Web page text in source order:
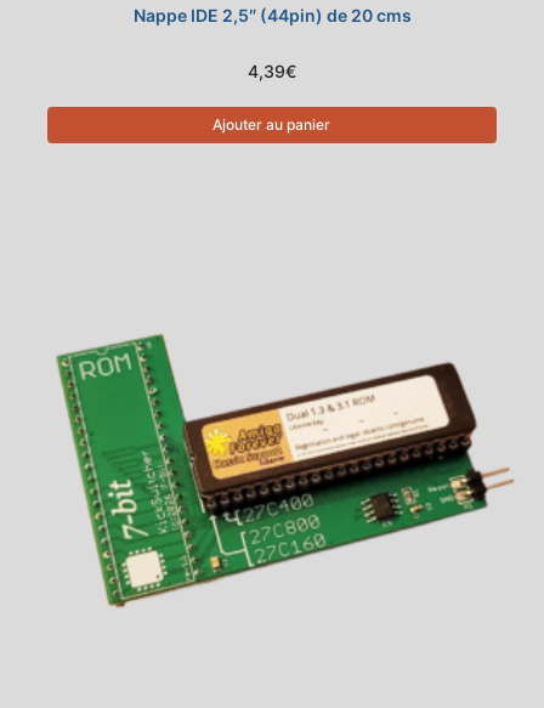
Nappe IDE 2,5″ (44pin) de 20 cms
4,39€
Ajouter au panier